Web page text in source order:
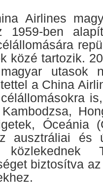
Airlines
1959-ben
közé tartozik.
utasok
a China
Óceánia
ausztráliai és
biztosítva